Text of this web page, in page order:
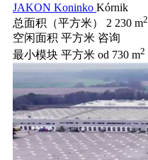
JAKON Koninko Kórnik
总面积（平方米）
2 230 m2
空闲面积 平方米 咨询
最小模块 平方米 od 730 m2